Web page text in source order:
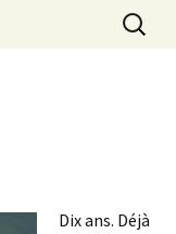
Dix ans. Déjà